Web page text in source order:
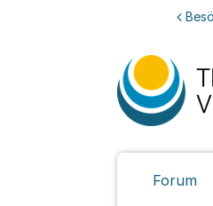
Forum